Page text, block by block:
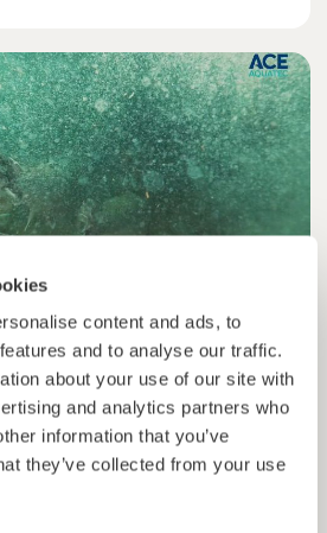
content and ads, to
and to analyse our traffic.
about your use of our site with
and analytics partners who
information that you’ve
they’ve collected from your use
para a indústria da
Economia azul